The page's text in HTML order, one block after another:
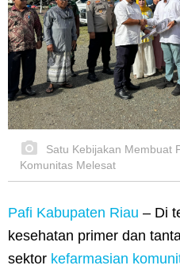
Satu Kebijakan Membuat
Komunitas Melesat
Pafi Kabupaten Riau – Di
kesehatan primer dan
sektor kefarmasian